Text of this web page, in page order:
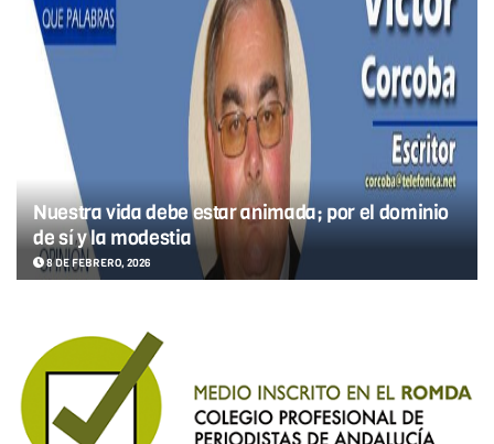
Nuestra vida debe estar animada; por el dominio
de sí y la modestia
8 DE FEBRERO, 2026